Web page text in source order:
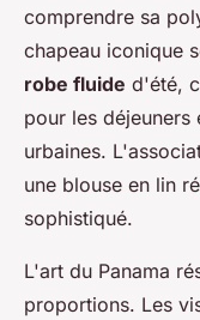
comprendre sa
chapeau iconique
robe fluide d'été,
pour les déjeuners
urbaines.
une blouse en lin
sophistiqué.
L'art du Panama
proportions. Les